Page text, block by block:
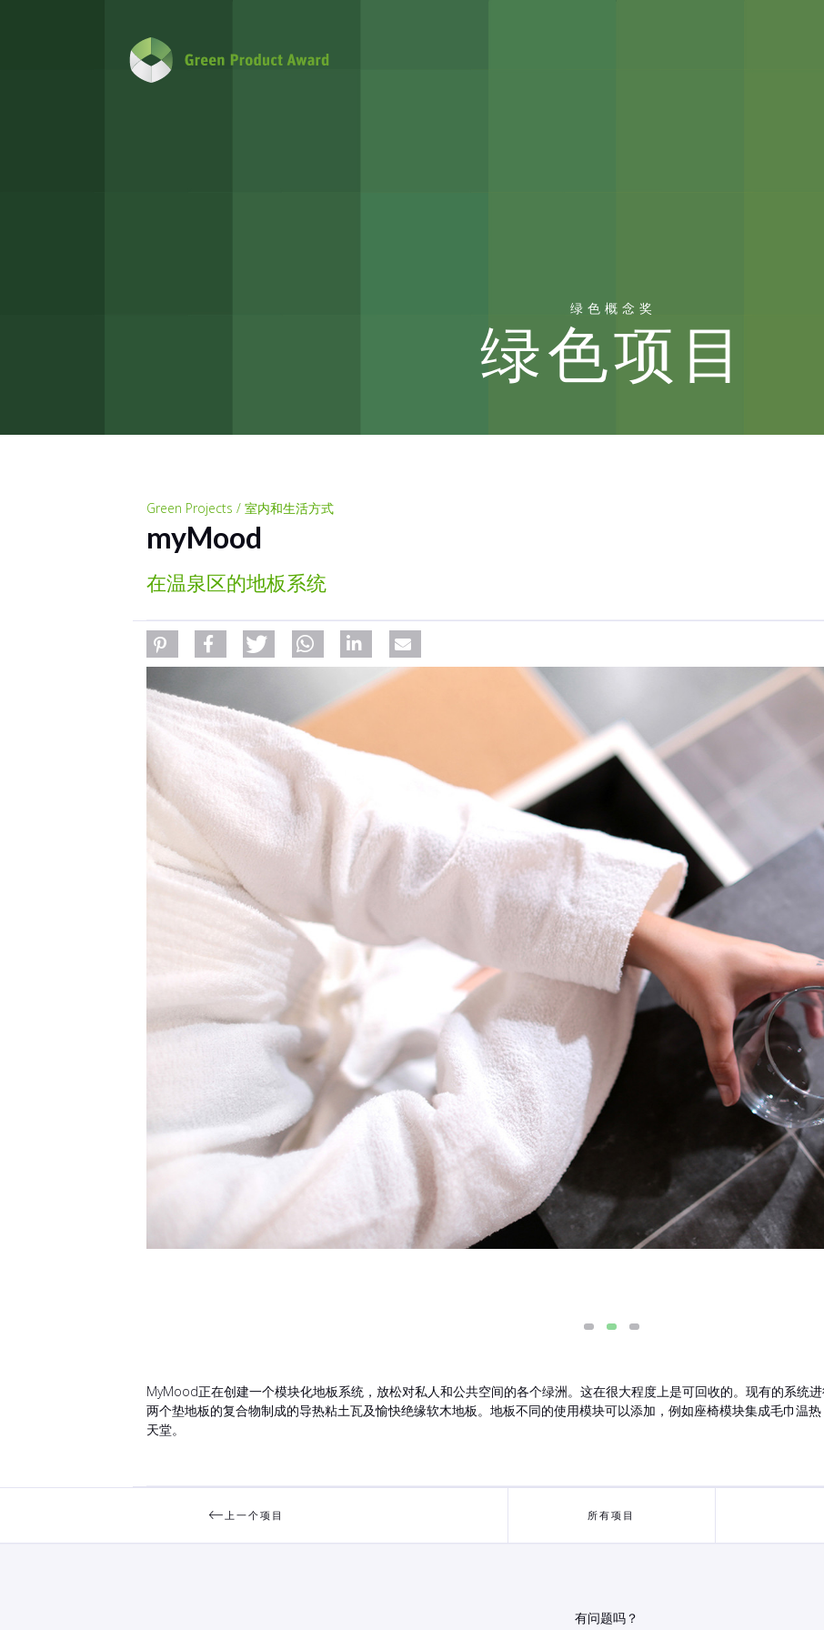
绿色概念奖
绿色项目
Green Projects / 室内和生活方式
myMood
在温泉区的地板系统
MyMood正在创建一个模块化地板系统，放松对私人和公共空间的各个绿洲。这在很大程度上是可回收的。现有的系统进
两个垫地板的复合物制成的导热粘土瓦及愉快绝缘软木地板。地板不同的使用模块可以添加，例如座椅模块集成毛巾温
天堂。
上一个项目 所有项目
有问题吗？